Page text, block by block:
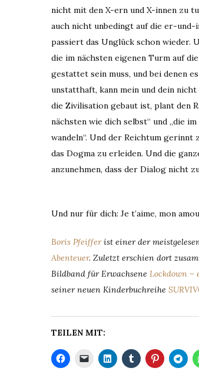
nicht mit den X-ern und X-innen zu
auch nicht unbedingt auf die er-und-
passiert das Unglück schon wieder.
die im nächsten eigenen Turm auf
gestattet sein muss, und bei denen
unstatthaft, kann mein und dein
die Zivilisation gebaut ist, plant den
nächsten wie dich selbst“ und „die
wandeln“. Und der Reichtum
das Dogma zu erleiden. Und die
anzunehmen, dass der Dialog nicht
Und nur für dich: Je t’aime, mon
Boris Pfeifferist einer der
Abenteuer. Zuletzt erschien dort
Bildband für Erwachsene Lockdown –
seiner neuen Kinderbuchreihe
TEILEN MIT: